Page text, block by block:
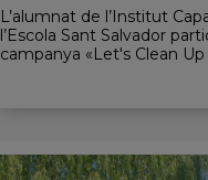
L’alumnat de l’Institut
l’Escola Sant Salvador
campanya «Let's Clean Up